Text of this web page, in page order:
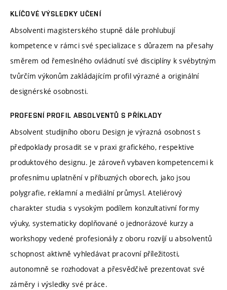
KLÍČOVÉ VÝSLEDKY UČENÍ
Absolventi magisterského stupně dále prohlubují
kompetence v rámci své specializace s důrazem na přesahy
směrem od řemeslného ovládnutí své disciplíny k svébytným
tvůrčím výkonům zakládajícím profil výrazné a originální
designérské osobnosti.
PROFESNÍ PROFIL ABSOLVENTŮ S PŘÍKLADY
Absolvent studijního oboru Design je výrazná osobnost s
předpoklady prosadit se v praxi grafického, respektive
produktového designu. Je zároveň vybaven kompetencemi k
profesnímu uplatnění v příbuzných oborech, jako jsou
polygrafie, reklamní a mediální průmysl. Ateliérový
charakter studia s vysokým podílem konzultativní formy
výuky, systematicky doplňované o jednorázové kurzy a
workshopy vedené profesionály z oboru rozvíjí u absolventů
schopnost aktivně vyhledávat pracovní příležitosti,
autonomně se rozhodovat a přesvědčivě prezentovat své
záměry i výsledky své práce.